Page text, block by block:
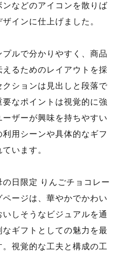
などのアイコンを散りば
インに仕上げました。
ルで分かりやすく、商品
るためのレイアウトを採
ションは見出しと段落で
なポイントは視覚的に強
ザーが興味を持ちやすい
用シーンや具体的なギフ
います。
の日限定 りんごチョコレー
ページは、華やかでかわい
しそうなビジュアルを通
なギフトとしての魅力を最
視覚的な工夫と構成の工